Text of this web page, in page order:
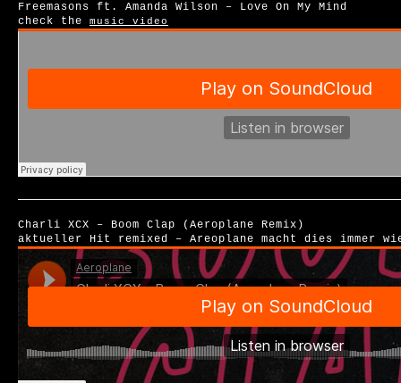
Freemasons ft. Amanda Wilson – Love On My Mind
check the music video
Charli XCX – Boom Clap (Aeroplane Remix)
aktueller Hit remixed – Areoplane macht dies immer